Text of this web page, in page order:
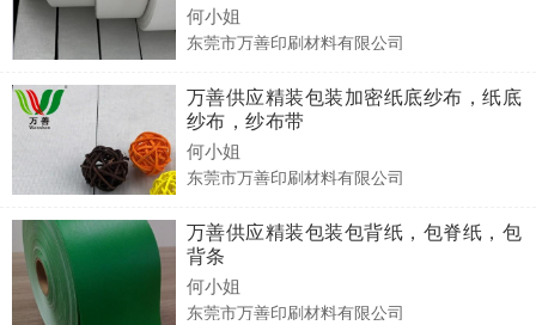
何小姐
东莞市万善印刷材料有限公司
万善供应精装包装加密纸底纱布，纸底
纱布，纱布带
何小姐
东莞市万善印刷材料有限公司
万善供应精装包装包背纸，包脊纸，包
背条
何小姐
东莞市万善印刷材料有限公司